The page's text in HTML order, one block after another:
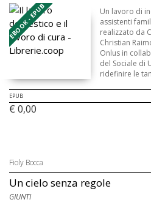
EBOOK - EPUB
Un lavoro di
assistenti
realizzato da
Christian
Onlus in
del Sociale di
ridefinire le
EPUB
€ 0,00
Fioly Bocca
Un cielo senza regole
GIUNTI